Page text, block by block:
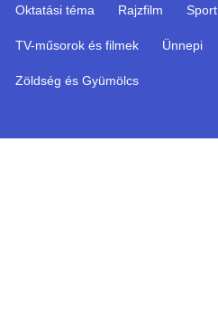
Oktatási téma Rajzfilm Sport
TV-műsorok és filmek Ünnepi
Zöldség és Gyümölcs